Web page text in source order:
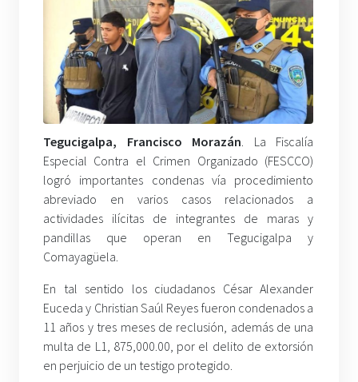
Tegucigalpa, Francisco Morazán . La Fiscalía
Especial Contra el Crimen Organizado (FESCCO)
logró importantes condenas vía procedimiento
abreviado en varios casos relacionados a
actividades ilícitas de integrantes de maras y
pandillas que operan en Tegucigalpa y
Comayagüela.
En tal sentido los ciudadanos César Alexander
Euceda y Christian Saúl Reyes fueron condenados a
11 años y tres meses de reclusión, además de una
multa de L1, 875,000.00, por el delito de extorsión
en perjuicio de un testigo protegido.